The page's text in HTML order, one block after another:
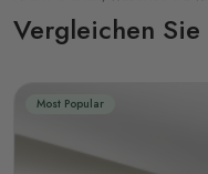
Vergleichen
Most Popular